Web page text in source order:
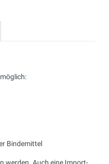
Bindemittel
werden. Auch eine Import-